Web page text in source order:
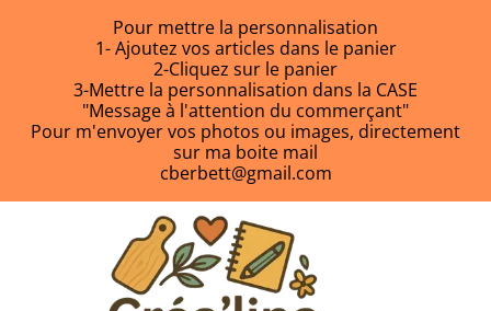
Pour mettre la personnalisation
1- Ajoutez vos articles dans le panier
2-Cliquez sur le panier
3-Mettre la personnalisation dans la CASE
"Message à l'attention du commerçant"
Pour m'envoyer vos photos ou images, directement
sur ma boite mail
cberbett@gmail.com